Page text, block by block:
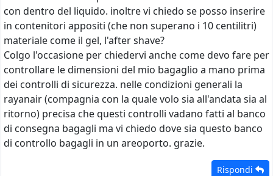
con dentro del liquido. inoltre vi chiedo se posso inserire
in contenitori appositi (che non superano i 10 centilitri)
materiale come il gel, l'after shave?
Colgo l'occasione per chiedervi anche come devo fare per
controllare le dimensioni del mio bagaglio a mano prima
dei controlli di sicurezza. nelle condizioni generali la
rayanair (compagnia con la quale volo sia all'andata sia al
ritorno) precisa che questi controlli vadano fatti al banco
di consegna bagagli ma vi chiedo dove sia questo banco
di controllo bagagli in un areoporto. grazie.
Rispondi